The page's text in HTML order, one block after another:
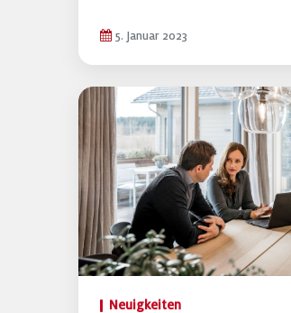
5. Januar 2023
Neuigkeiten